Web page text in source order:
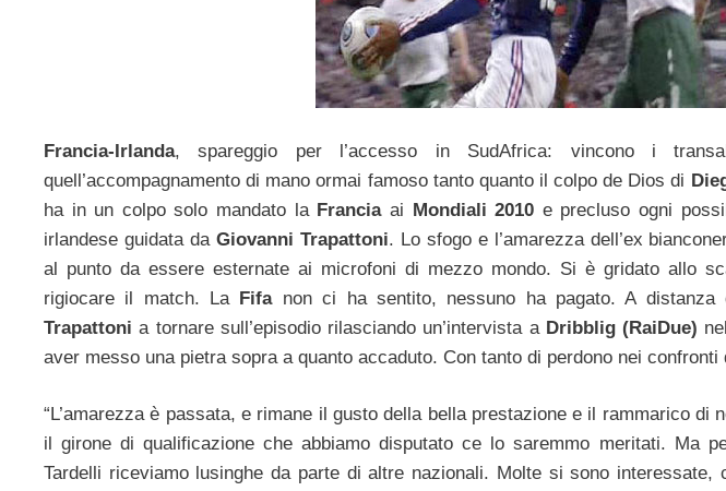
Francia-Irlanda, spareggio per l’accesso in SudAfrica: vincono i
quell’accompagnamento di mano ormai famoso tanto quanto il colpo de Dios di
ha in un colpo solo mandato la Francia ai Mondiali 2010 e precluso ogni
irlandese guidata da Giovanni Trapattoni. Lo sfogo e l’amarezza dell’ex
al punto da essere esternate ai microfoni di mezzo mondo. Si è gridato allo
rigiocare il match. La Fifa non ci ha sentito, nessuno ha pagato. A
Trapattoni a tornare sull’episodio rilasciando un’intervista a Dribblig (RaiDue)
aver messo una pietra sopra a quanto accaduto. Con tanto di perdono nei confronti
“L’amarezza è passata, e rimane il gusto della bella prestazione e il rammarico di
il girone di qualificazione che abbiamo disputato ce lo saremmo meritati. Ma
Tardelli riceviamo lusinghe da parte di altre nazionali. Molte si sono interessate,